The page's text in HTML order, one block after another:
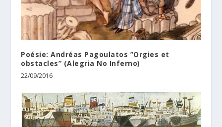
Poésie: Andréas Pagoulatos ”Orgies et
obstacles” (Alegria No Inferno)
22/09/2016